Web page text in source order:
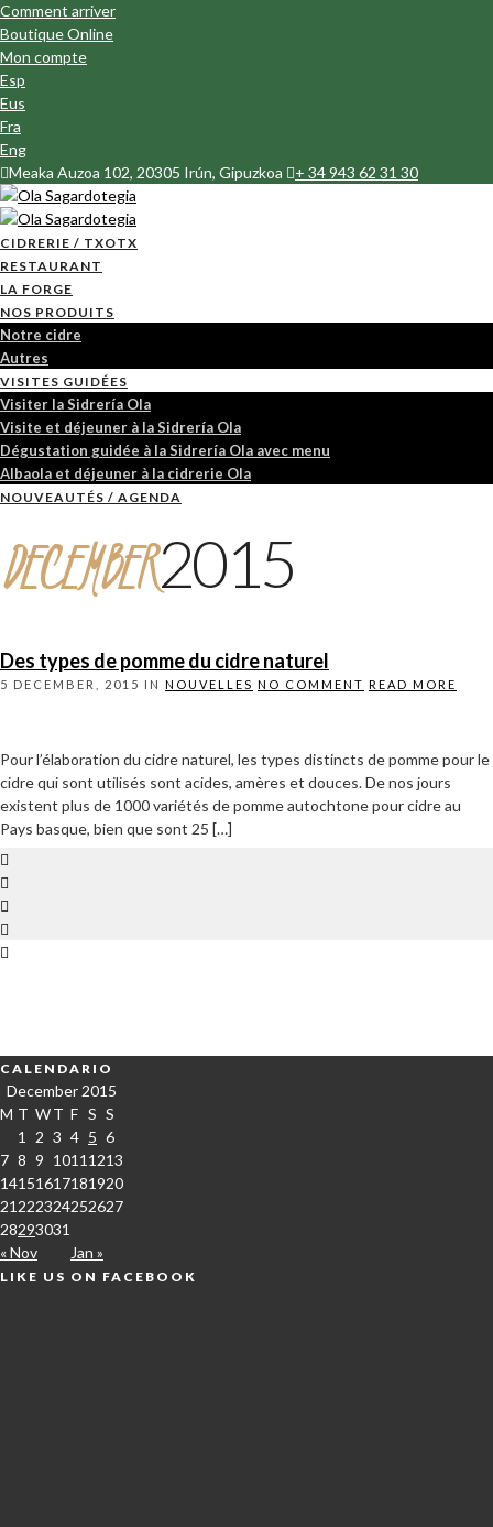
Comment arriver
Boutique Online
Mon compte
Esp
Eus
Fra
Eng
Meaka Auzoa 102, 20305 Irún, Gipuzkoa
+ 34 943 62 31 30
CIDRERIE / TXOTX
RESTAURANT
LA FORGE
NOS PRODUITS
Notre cidre
Autres
VISITES GUIDÉES
Visiter la Sidrería Ola
Visite et déjeuner à la Sidrería Ola
Dégustation guidée à la Sidrería Ola avec menu
Albaola et déjeuner à la cidrerie Ola
NOUVEAUTÉS / AGENDA
DECEMBER2015
Des types de pomme du cidre naturel
5 DECEMBER, 2015 IN NOUVELLES NO COMMENT READ MORE
Pour l’élaboration du cidre naturel, les types distincts de pomme pour le
cidre qui sont utilisés sont acides, amères et douces. De nos jours
existent plus de 1000 variétés de pomme autochtone pour cidre au
Pays basque, bien que sont 25 […]
CALENDARIO
December 2015
M T WT F S S
« Nov Jan »
1 2 3 4 5 6
7 8 9 10111213
14151617181920
21222324252627
28293031
LIKE US ON FACEBOOK